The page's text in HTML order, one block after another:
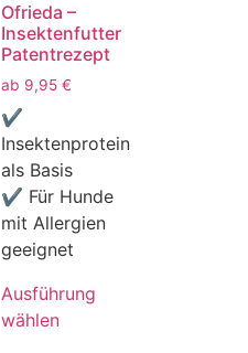
Ofrieda –
Insektenfutter
Patentrezept
ab 9,95 €
✔
Insektenprotein
als Basis
✔ Für Hunde
mit Allergien
geeignet
Ausführung
wählen